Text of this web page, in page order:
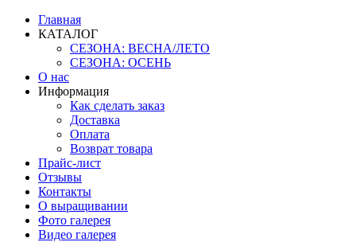
Главная
КАТАЛОГ
СЕЗОНА: ВЕСНА/ЛЕТО
СЕЗОНА: ОСЕНЬ
О нас
Информация
Как сделать заказ
Доставка
Оплата
Возврат товара
Прайс-лист
Отзывы
Контакты
О выращивании
Фото галерея
Видео галерея